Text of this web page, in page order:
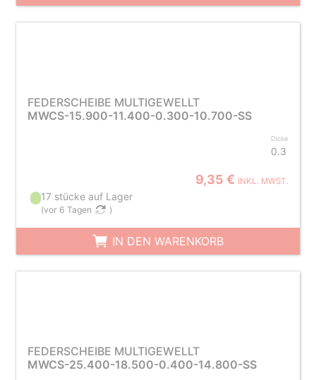
FEDERSCHEIBE MULTIGEWELLT
MWCS-15.900-11.400-0.300-10.700-SS
Dicke
0.3
9,35 € INKL. MWST.
17 stücke auf Lager
(vor 6 Tagen )
IN DEN WARENKORB
FEDERSCHEIBE MULTIGEWELLT
MWCS-25.400-18.500-0.400-14.800-SS